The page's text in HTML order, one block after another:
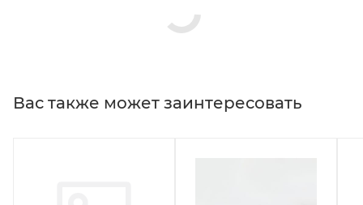
Вас также может заинтересовать